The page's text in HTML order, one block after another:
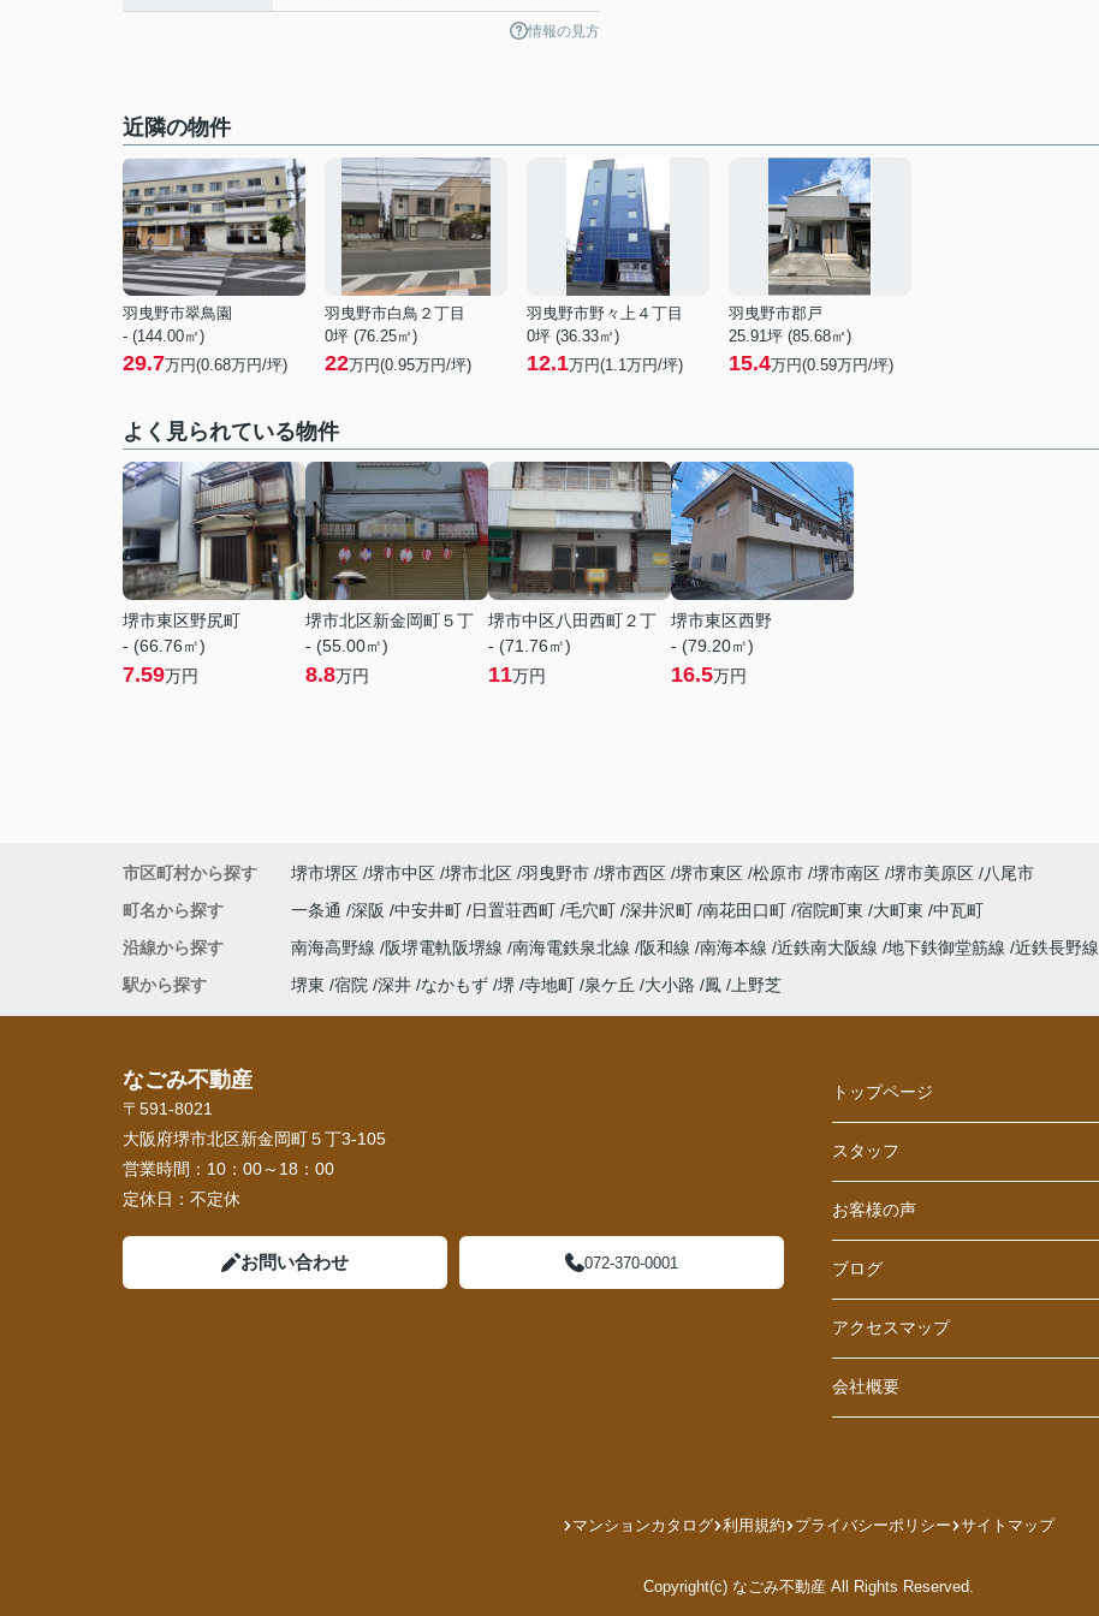
情報の見方
近隣の物件
羽曳野市翠鳥園
- (144.00㎡)
29.7万円(0.68万円/坪)
羽曳野市白鳥２丁目
0坪 (76.25㎡)
22万円(0.95万円/坪)
羽曳野市野々上４丁目
0坪 (36.33㎡)
12.1万円(1.1万円/坪)
羽曳野市郡戸
25.91坪 (85.68㎡)
15.4万円(0.59万円/坪)
よく見られている物件
堺市東区野尻町
- (66.76㎡)
7.59万円
堺市北区新金岡町５丁
- (55.00㎡)
8.8万円
堺市中区八田西町２丁
- (71.76㎡)
11万円
堺市東区西野
- (79.20㎡)
16.5万円
市区町村から探す 堺市堺区 堺市中区 堺市北区 羽曳野市 堺市西区 堺市東区 松原市 堺市南区 堺市美原区
八尾市
町名から探す
一条通 深阪 中安井町 日置荘西町 毛穴町 深井沢町 南花田口町 宿院町東 大町東 中瓦町
沿線から探す
南海高野線 阪堺電軌阪堺線 南海電鉄泉北線 阪和線 南海本線 近鉄南大阪線 地下鉄御堂筋線 近鉄長野線
駅から探す
堺東 宿院 深井 なかもず 堺 寺地町 泉ケ丘 大小路 鳳 上野芝
なごみ不動産
〒591-8021
大阪府堺市北区新金岡町５丁3-105
営業時間： 10：00～18：00
定休日： 不定休
お問い合わせ 072-370-0001
トップページ
スタッフ
お客様の声
ブログ
アクセスマップ
会社概要
マンションカタログ 利用規約 プライバシーポリシー サイトマップ
Copyright(c) なごみ不動産 All Rights Reserved.